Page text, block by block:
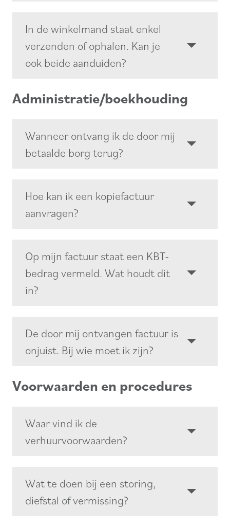
In de winkelmand staat enkel
verzenden of ophalen. Kan je
ook beide aanduiden?
Administratie/boekhouding
Wanneer ontvang ik de door mij
betaalde borg terug?
Hoe kan ik een kopiefactuur
aanvragen?
Op mijn factuur staat een KBT-
bedrag vermeld. Wat houdt dit
in?
De door mij ontvangen factuur is
onjuist. Bij wie moet ik zijn?
Voorwaarden en procedures
Waar vind ik de
verhuurvoorwaarden?
Wat te doen bij een storing,
diefstal of vermissing?